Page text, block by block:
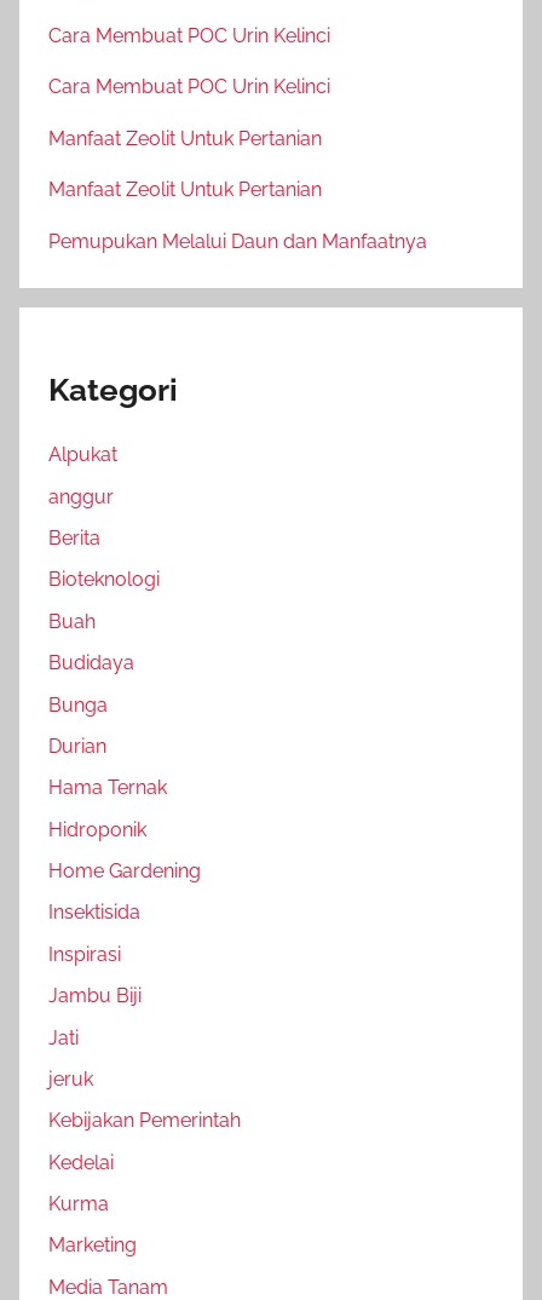
Cara Membuat POC Urin Kelinci
Cara Membuat POC Urin Kelinci
Manfaat Zeolit Untuk Pertanian
Manfaat Zeolit Untuk Pertanian
Pemupukan Melalui Daun dan Manfaatnya
Kategori
Alpukat
anggur
Berita
Bioteknologi
Buah
Budidaya
Bunga
Durian
Hama Ternak
Hidroponik
Home Gardening
Insektisida
Inspirasi
Jambu Biji
Jati
jeruk
Kebijakan Pemerintah
Kedelai
Kurma
Marketing
Media Tanam